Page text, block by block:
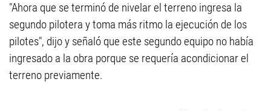
"Ahora que se terminó de nivelar el terreno ingresa la
segundo pilotera y toma más ritmo la ejecución de los
pilotes", dijo y señaló que este segundo equipo no había
ingresado a la obra porque se requería acondicionar el
terreno previamente.